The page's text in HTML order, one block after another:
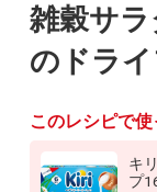
雑穀サ
のドラ
このレシピで
キ
プ